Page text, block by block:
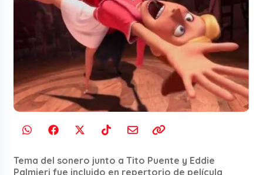
Tema del sonero junto a Tito Puente y Eddie
Palmieri fue incluido en repertorio de película